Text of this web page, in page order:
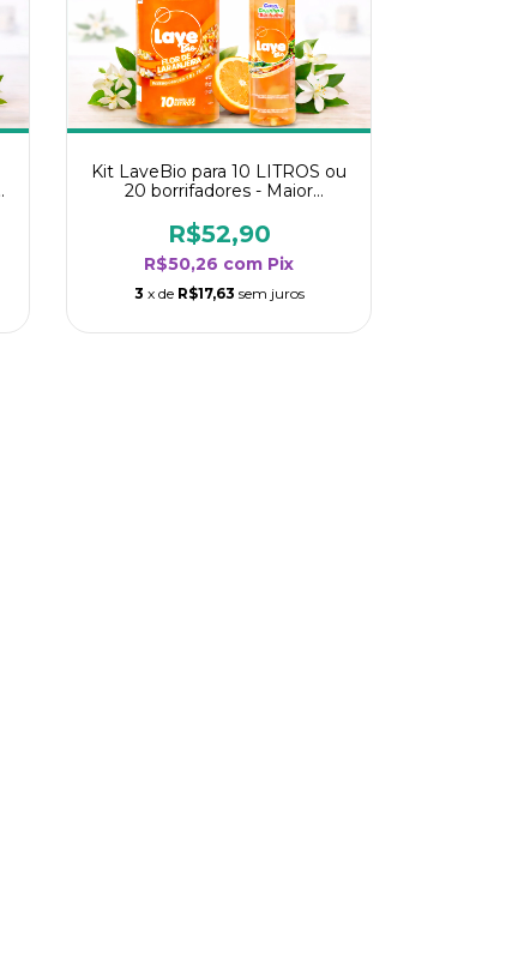
Kit LaveBio para 10 LITROS ou
20 borrifadores - Maior
de Laranjeira
R$52,90
R$50,26 com Pix
3 x de R$17,63 sem juros